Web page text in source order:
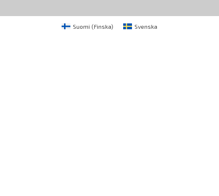
Suomi (Finska) Svenska